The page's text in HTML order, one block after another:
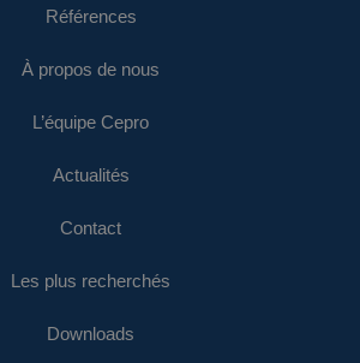
Références
À propos de nous
L’équipe Cepro
Actualités
Contact
Les plus recherchés
Downloads